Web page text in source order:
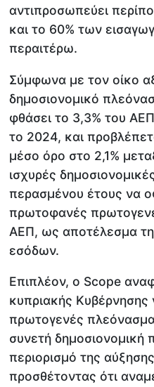
αντιπροσωπεύει
και το 60% των
περαιτέρω.
Σύμφωνα με τον οίκο
δημοσιονομικό
φθάσει το 3,3% του
το 2024, και
μέσο όρο στο 2,1%
ισχυρές
περασμένου έτους να
πρωτοφανές
ΑΕΠ, ως αποτέλεσμα
εσόδων.
Επιπλέον, ο Scope
κυπριακής Κυβέρνησης
πρωτογενές
συνετή δημοσιονομική
περιορισμό της
προσθέτοντας ότι